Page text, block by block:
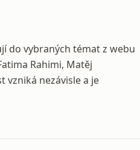
do vybraných témat z webu
Rahimi, Matěj
vzniká nezávisle a je